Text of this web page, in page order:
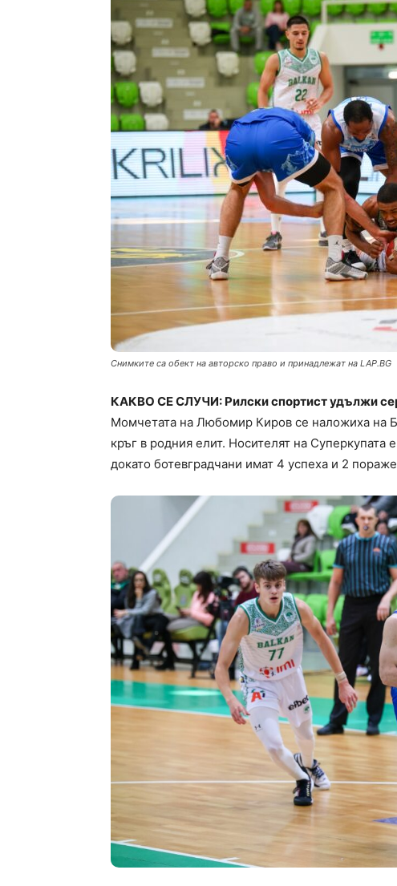
Снимките са обект на авторско право и принадлежат на LAP.BG
КАКВО СЕ СЛУЧИ: Рилски спортист удължи
Момчетата на Любомир Киров се наложиха на
кръг в родния елит. Носителят на Суперкупата
докато ботевградчани имат 4 успеха и 2